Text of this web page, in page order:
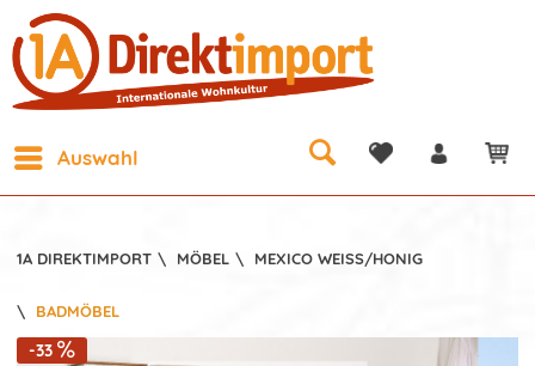
Auswahl
1A DIREKTIMPORT \ MÖBEL \ MEXICO WEISS/HONIG
\ BADMÖBEL
-33